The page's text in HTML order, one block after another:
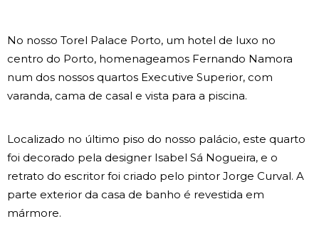
No nosso Torel Palace Porto, um hotel de luxo no
centro do Porto, homenageamos Fernando Namora
num dos nossos quartos Executive Superior, com
varanda, cama de casal e vista para a piscina.
Localizado no último piso do nosso palácio, este quarto
foi decorado pela designer Isabel Sá Nogueira, e o
retrato do escritor foi criado pelo pintor Jorge Curval. A
parte exterior da casa de banho é revestida em
mármore.